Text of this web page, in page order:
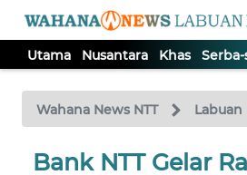
Utama Nusantara Khas
Wahana News NTT Labuan
Bank NTT Gelar
TV
Tutup
UTAMA